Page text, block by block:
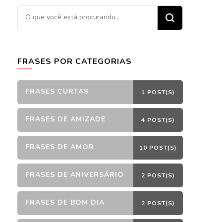
Procurando
algo?
FRASES POR CATEGORIAS
FRASES CURTAS 1 POST(S)
FRASES DE AMIZADE 4 POST(S)
FRASES DE AMOR 10 POST(S)
FRASES DE ANIVERSÁRIO 2 POST(S)
FRASES DE BOM DIA 2 POST(S)